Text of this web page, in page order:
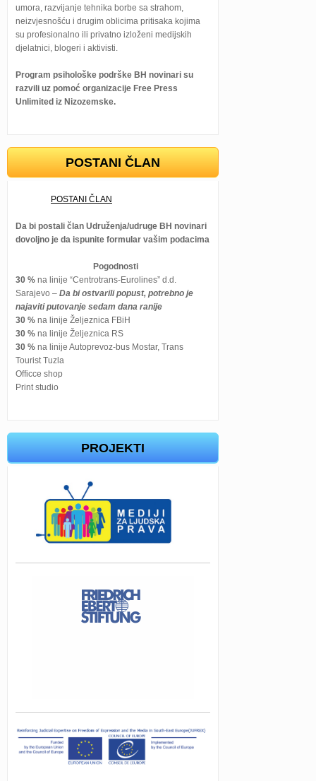
umora, razvijanje tehnika borbe sa strahom,
neizvjesnošću i drugim oblicima pritisaka kojima
su profesionalno ili privatno izloženi medijskih
djelatnici, blogeri i aktivisti.
Program psihološke podrške BH novinari su
razvili uz pomoć organizacije Free Press
Unlimited iz Nizozemske.
POSTANI ČLAN
POSTANI ČLAN
Da bi postali član Udruženja/udruge BH novinari
dovoljno je da ispunite formular vašim podacima
Pogodnosti
30 % na linije “Centrotrans-Eurolines” d.d.
Sarajevo – Da bi ostvarili popust, potrebno je
najaviti putovanje sedam dana ranije
30 % na linije Željeznica FBiH
30 % na linije Željeznica RS
30 % na linije Autoprevoz-bus Mostar, Trans
Tourist Tuzla
Officce shop
Print studio
PROJEKTI